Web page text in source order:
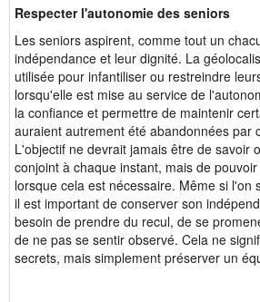
Respecter l'autonomie des seniors
Les seniors aspirent, comme tout un
indépendance et leur dignité. La
utilisée pour infantiliser ou restreindre
lorsqu'elle est mise au service de
la confiance et permettre de maintenir
auraient autrement été abandonnées par
L'objectif ne devrait jamais être de savoir
conjoint à chaque instant, mais de
lorsque cela est nécessaire. Même si l'on
il est important de conserver son
besoin de prendre du recul, de se
de ne pas se sentir observé. Cela ne
secrets, mais simplement préserver un